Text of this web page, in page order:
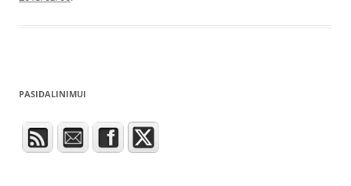
PASIDALINIMUI